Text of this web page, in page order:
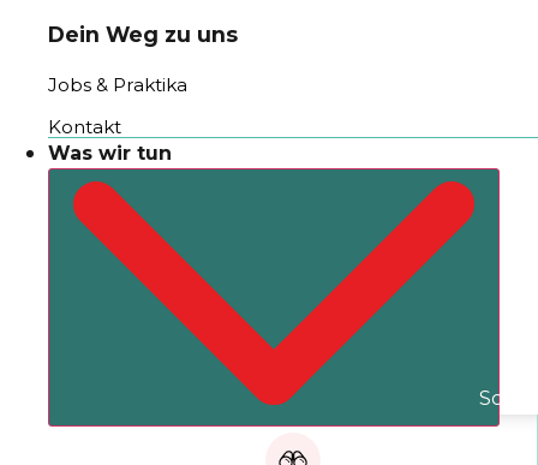
Dein Weg zu uns
Jobs & Praktika
Kontakt
Was wir tun